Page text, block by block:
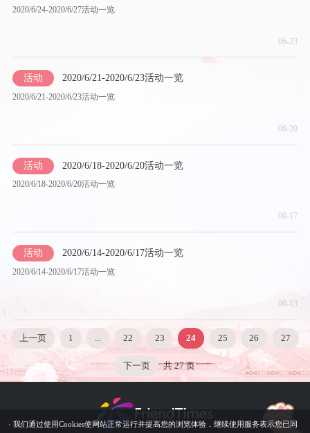
2020/6/24-2020/6/27活动一览
06-23
活动 2020/6/21-2020/6/23活动一览
2020/6/21-2020/6/23活动一览
06-20
活动 2020/6/18-2020/6/20活动一览
2020/6/18-2020/6/20活动一览
06-17
活动 2020/6/14-2020/6/17活动一览
2020/6/14-2020/6/17活动一览
06-13
上一页 1 ... 22 23 24 25 26 27
下一页 共 27 页
· 我们通过使用Cookies使网站正常运行并提高您的浏览体验，继续使用服务表示您已同